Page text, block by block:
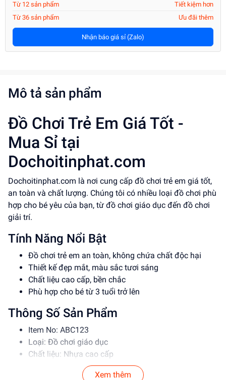
Từ 12 sản phẩm
Tiết kiệm hơn
Từ 36 sản phẩm
Ưu đãi thêm
Nhận báo giá sỉ (Zalo)
Mô tả sản phẩm
Đồ Chơi Trẻ Em Giá Tốt -
Mua Sỉ tại
Dochoitinphat.com
Dochoitinphat.com là nơi cung cấp đồ chơi trẻ em giá tốt,
an toàn và chất lượng. Chúng tôi có nhiều loại đồ chơi phù
hợp cho bé yêu của bạn, từ đồ chơi giáo dục đến đồ chơi
giải trí.
Tính Năng Nổi Bật
Đồ chơi trẻ em an toàn, không chứa chất độc hại
Thiết kế đẹp mắt, màu sắc tươi sáng
Chất liệu cao cấp, bền chắc
Phù hợp cho bé từ 3 tuổi trở lên
Thông Số Sản Phẩm
Item No: ABC123
Loại: Đồ chơi giáo dục
Chất liệu: Nhựa cao cấp
Độ tuổi phù hợp: 3-6 tuổi
Xem thêm